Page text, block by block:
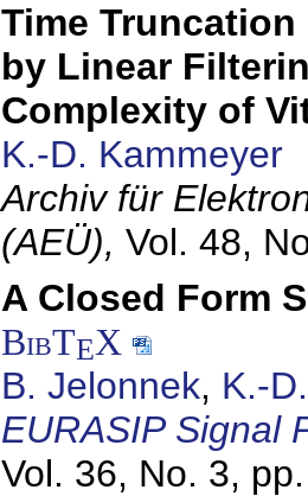
Time
by Linear
Complexity of
K.-D. Kammeyer
Archiv für
(AEÜ), Vol. 48,
A Closed Form
BibTEX
B. Jelonnek, K.-
EURASIP Signal
Vol. 36, No. 3,